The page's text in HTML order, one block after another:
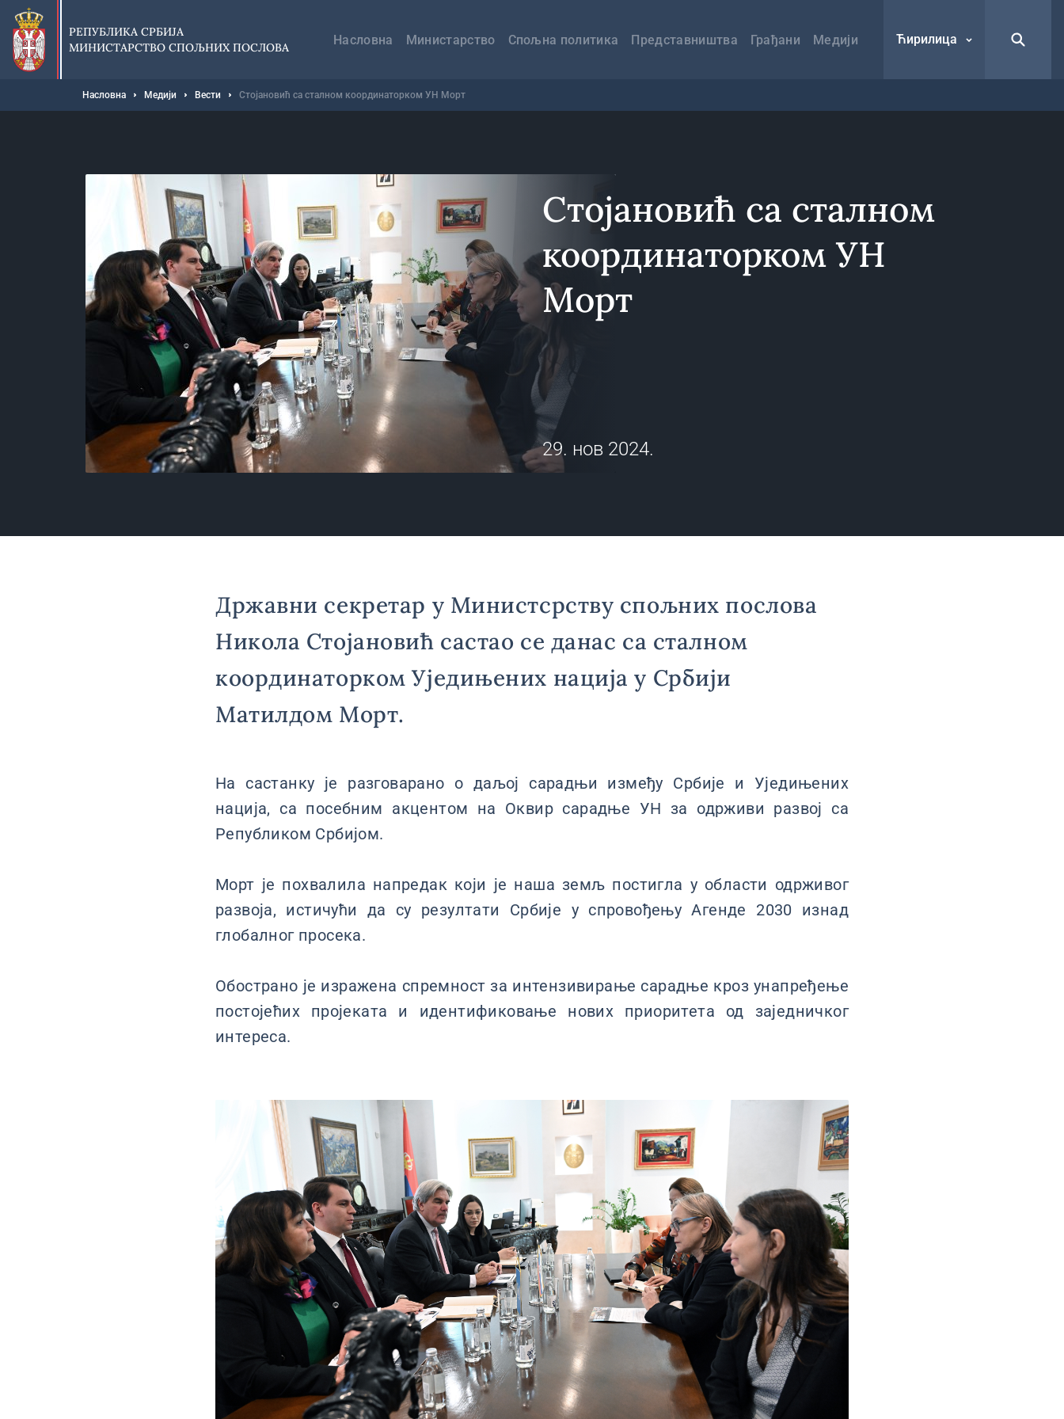
Прескочи
главни
део
садржаја
РЕПУБЛИКА СРБИЈА
МИНИСТАРСТВО СПОЉНИХ ПОСЛОВА
навигација
Насловна Министарство Спољна политика Представништва Грађани Медији Ћирилица
Мрвице
Насловна Медији Вести Стојановић са сталном координаторком УН Морт
Стојановић са сталном
координаторком УН
Морт
29. нов 2024.
Државни секретар у Министсрству спољних послова
Никола Стојановић састао се данас са сталном
координаторком Уједињених нација у Србији
Матилдом Морт.
На састанку је разговарано о даљој сарадњи између Србије и Уједињених
нација, са посебним акцентом на Оквир сарадње УН за одрживи развој са
Републиком Србијом.
Морт је похвалила напредак који је наша земљ постигла у области одрживог
развоја, истичући да су резултати Србије у спровођењу Агенде 2030 изнад
глобалног просека.
Обострано је изражена спремност за интензивирање сарадње кроз унапређење
постојећих пројеката и идентификовање нових приоритета од заједничког
интереса.